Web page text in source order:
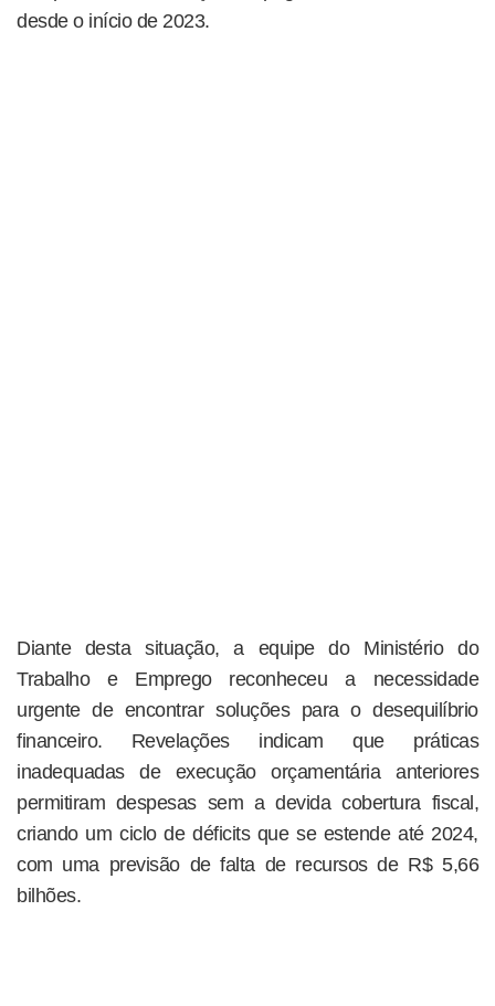
desde o início de 2023.
Diante desta situação, a equipe do Ministério do
Trabalho e Emprego reconheceu a necessidade
urgente de encontrar soluções para o desequilíbrio
financeiro. Revelações indicam que práticas
inadequadas de execução orçamentária anteriores
permitiram despesas sem a devida cobertura fiscal,
criando um ciclo de déficits que se estende até 2024,
com uma previsão de falta de recursos de R$ 5,66
bilhões.